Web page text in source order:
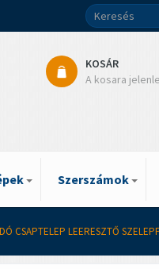
KOSÁR
A kosara
Szerszámok
CSAPTELEP LEERESZTŐ